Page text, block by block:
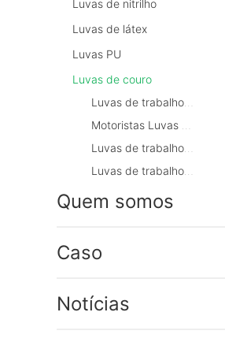
Luvas de nitrilho
Luvas de látex
Luvas PU
Luvas de couro
Quem somos
Caso
Notícias